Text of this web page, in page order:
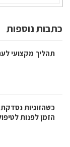
כתבות נוספות
תהליך מקצועי
כשהזוגיות
הזמן לפנות